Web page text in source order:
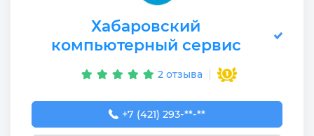
Хабаровский
компьютерный сервис
2 отзыва
+7 (421) 293-73-64
+7 (421) 293-**-**